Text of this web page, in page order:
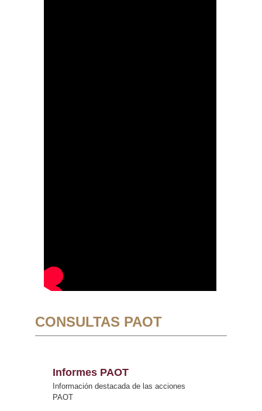
CONSULTAS PAOT
Informes PAOT
Información destacada de las acciones
PAOT